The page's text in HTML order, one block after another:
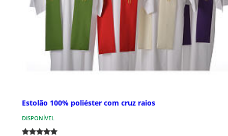
Estolão 100% poliéster com cruz raios
DISPONÍVEL